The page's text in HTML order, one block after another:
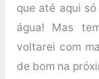
que até aqui
água! Mas
voltarei com
de bom na